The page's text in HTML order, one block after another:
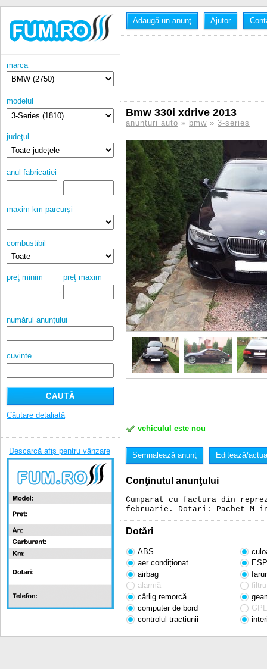
marca
modelul
judeţul
anul fabricației
-
maxim km parcurși
combustibil
preţ minim
preţ maxim
-
numărul anunţului
cuvinte
Căutare detaliată
Descarcă afiș pentru vânzare
Adaugă un anunţ Ajutor
Bmw 330i xdrive 2013
anunțuri auto » bmw » 3-series
vehiculul este nou
Semnalează anunţ Editează/
Conţinutul anunţului
Cumparat cu factura din
februarie. Dotari: Pachet M
Dotări
ABS
aer condiționat
airbag
alarmă
cârlig remorcă
computer de bord
controlul tracțiunii
ESP